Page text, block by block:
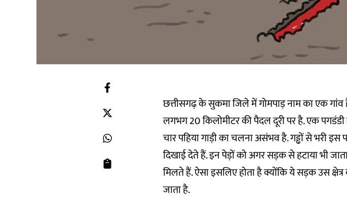
छत्तीसगढ़ के सुकमा जिले में गोमपाड़ नाम का एक
लगभग 20 किलोमीटर की पैदल दूरी पर है. एक
चार पहिया गाड़ी का चलना असंभव है. गड्ढों से भरी
दिखाई देते हैं. इन पेड़ों को अगर सड़क से हटाया भी
मिलते हैं. ऐसा इसलिए होता है क्योंकि ये सड़क उस
जाता है.